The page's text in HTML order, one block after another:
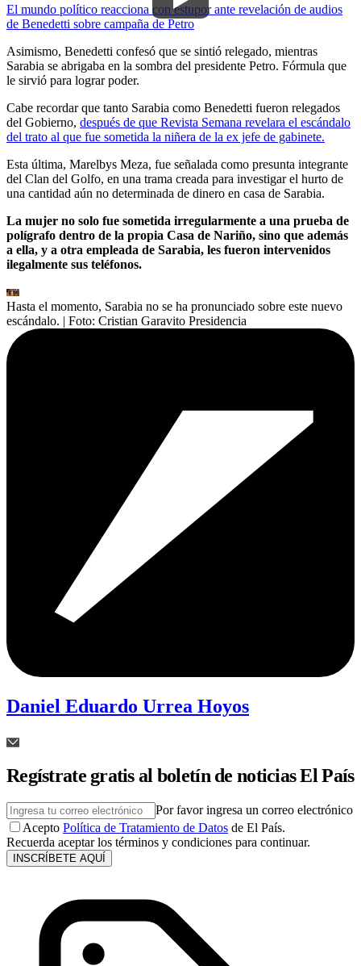
El mundo político reacciona con estupor ante revelación de audios
de Benedetti sobre campaña de Petro
Asimismo, Benedetti confesó que se sintió relegado, mientras
Sarabia se abrigaba en la sombra del presidente Petro. Fórmula que
le sirvió para lograr poder.
Cabe recordar que tanto Sarabia como Benedetti fueron relegados
del Gobierno, después de que Revista Semana revelara el escándalo
del trato al que fue sometida la niñera de la ex jefe de gabinete.
Esta última, Marelbys Meza, fue señalada como presunta integrante
del Clan del Golfo, en una trama creada para investigar el hurto de
una cantidad aún no determinada de dinero en casa de Sarabia.
La mujer no solo fue sometida irregularmente a una prueba de
polígrafo dentro de la propia Casa de Nariño, sino que además
a ella, y a otra empleada de Sarabia, les fueron intervenidos
ilegalmente sus teléfonos.
Hasta el momento, Sarabia no se ha pronunciado sobre este nuevo
escándalo. | Foto: Cristian Garavito Presidencia
Daniel Eduardo Urrea Hoyos
Regístrate gratis al boletín de noticias El País
Por favor ingresa un correo electrónico
Acepto Política de Tratamiento de Datos de El País.
Recuerda aceptar los términos y condiciones para continuar.
INSCRÍBETE AQUÍ